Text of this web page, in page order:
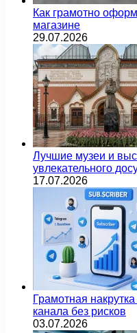
Как грамотно
магазине
29.07.2026
Лучшие музеи и
увлекательного
17.07.2026
Грамотная
канала без рисков
03.07.2026